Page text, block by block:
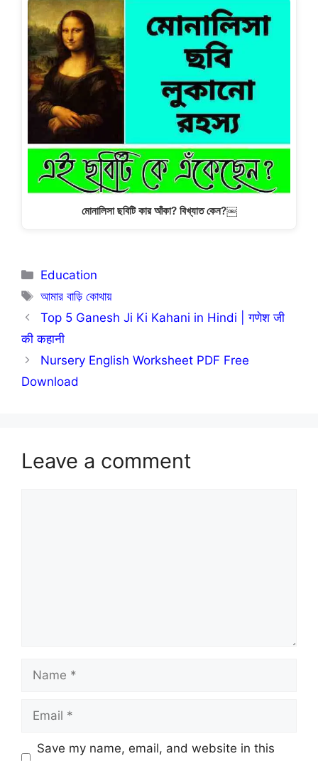
মোনালিসা ছবিটি কার আঁকা? বিখ্যাত কেন?￼
Categories
Education
Tags
আমার বাড়ি কোথায়
Top 5 Ganesh Ji Ki Kahani in Hindi | गणेश जी
की कहानी
Nursery English Worksheet PDF Free
Download
Leave a comment
Name
Email
Website
Save my name, email, and website in this